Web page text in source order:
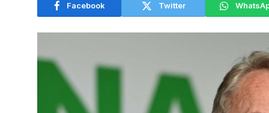
Facebook Twitter